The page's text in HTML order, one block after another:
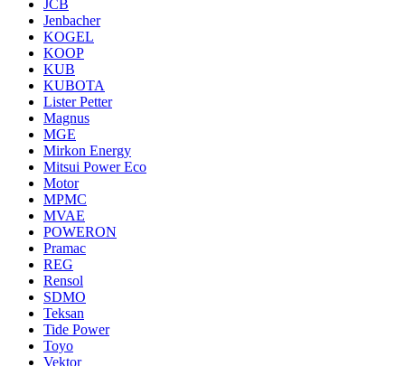
JCB
Jenbacher
KOGEL
KOOP
KUB
KUBOTA
Lister Petter
Magnus
MGE
Mirkon Energy
Mitsui Power Eco
Motor
MPMC
MVAE
POWERON
Pramac
REG
Rensol
SDMO
Teksan
Tide Power
Toyo
Vektor